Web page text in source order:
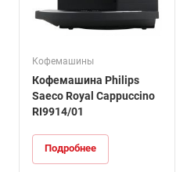
Кофемашины
Кофемашина Philips
Saeco Royal Cappuccino
RI9914/01
Подробнее